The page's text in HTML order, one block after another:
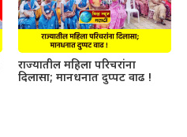
राज्यातील महिला परिचरांना
दिलासा; मानधनात दुप्पट वाढ !